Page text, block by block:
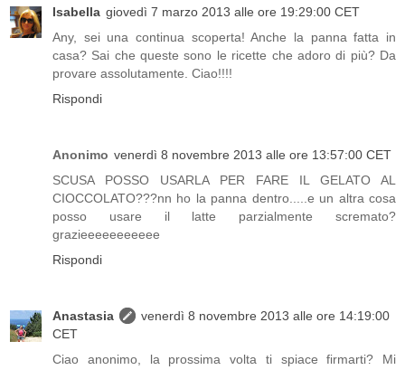
Isabella giovedì 7 marzo 2013 alle ore 19:29:00 CET
Any, sei una continua scoperta! Anche la panna fatta in
casa? Sai che queste sono le ricette che adoro di più? Da
provare assolutamente. Ciao!!!!
Rispondi
Anonimo venerdì 8 novembre 2013 alle ore 13:57:00 CET
SCUSA POSSO USARLA PER FARE IL GELATO AL
CIOCCOLATO???nn ho la panna dentro.....e un altra cosa
posso usare il latte parzialmente scremato?
grazieeeeeeeeeee
Rispondi
Anastasia
venerdì 8 novembre 2013 alle ore 14:19:00
CET
Ciao anonimo, la prossima volta ti spiace firmarti? Mi